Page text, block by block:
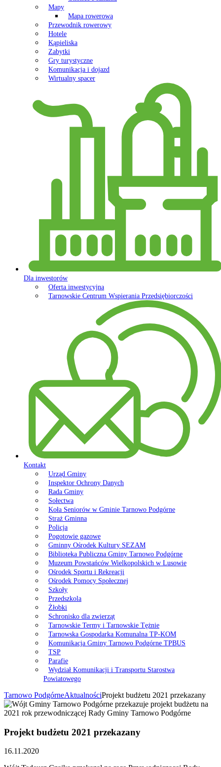
Mapy
Mapa rowerowa
Przewodnik rowerowy
Hotele
Kąpieliska
Zabytki
Gry turystyczne
Komunikacja i dojazd
Wirtualny spacer
Dla inwestorów
Oferta inwestycyjna
Tarnowskie Centrum Wspierania Przedsiębiorczości
Kontakt
Urząd Gminy
Inspektor Ochrony Danych
Rada Gminy
Sołectwa
Koła Seniorów w Gminie Tarnowo Podgórne
Straż Gminna
Policja
Pogotowie gazowe
Gminny Ośrodek Kultury SEZAM
Biblioteka Publiczna Gminy Tarnowo Podgórne
Muzeum Powstańców Wielkopolskich w Lusowie
Ośrodek Sportu i Rekreacji
Ośrodek Pomocy Społecznej
Szkoły
Przedszkola
Żłobki
Schronisko dla zwierząt
Tarnowskie Termy i Tarnowskie Tężnie
Tarnowska Gospodarka Komunalna TP-KOM
Komunikacja Gminy Tarnowo Podgórne TPBUS
TSP
Parafie
Wydział Komunikacji i Transportu Starostwa
Powiatowego
Tarnowo PodgórneAktualnościProjekt budżetu 2021 przekazany
Projekt budżetu 2021 przekazany
16.11.2020